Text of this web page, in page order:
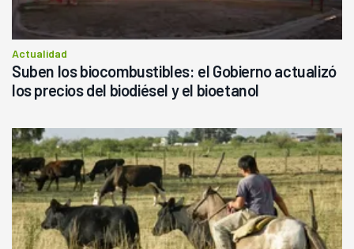
Actualidad
Suben los biocombustibles: el Gobierno actualizó
los precios del biodiésel y el bioetanol